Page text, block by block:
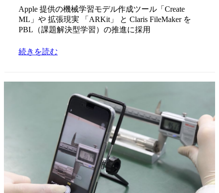
Apple 提供の機械学習モデル作成ツール「Create
ML」や 拡張現実 「ARKit」 と Claris FileMaker を
PBL（課題解決型学習）の推進に採用
続きを読む